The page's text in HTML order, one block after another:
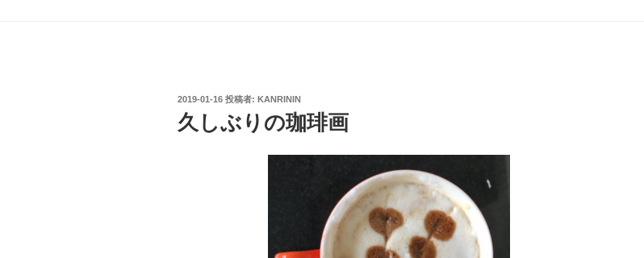
投
稿
日:
2019-01-16 投稿者: KANRININ
久しぶりの珈琲画